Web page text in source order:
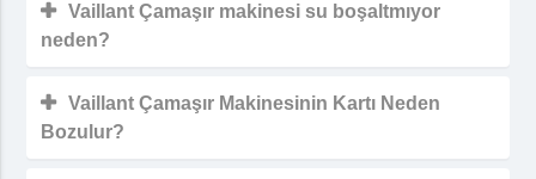
Vaillant Çamaşır makinesi su boşaltmıyor
neden?
Vaillant Çamaşır Makinesinin Kartı Neden
Bozulur?